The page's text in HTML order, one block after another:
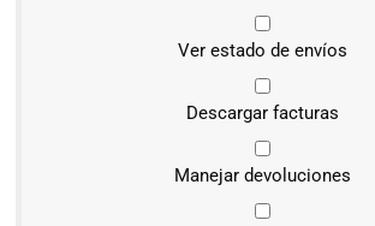
Ver estado de envíos
Descargar facturas
Manejar devoluciones